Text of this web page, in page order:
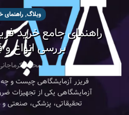
وبلاگ,راهنمای
راهنمای جامع خرید
بررسی انواع
محمد
فریزر آزمایشگاهی چیست و چه
آزمایشگاهی یکی از تجهیزات
تحقیقاتی، پزشکی، صنعتی